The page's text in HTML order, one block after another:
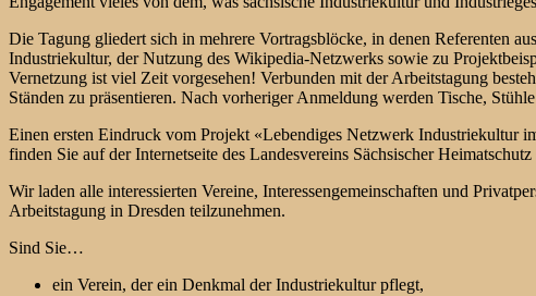
Die Tagung gliedert sich in mehrere Vortragsblöcke, in denen Referenten
Industriekultur, der Nutzung des Wikipedia-Netzwerks sowie zu
Vernetzung ist viel Zeit vorgesehen! Verbunden mit der Arbeitstagung
Ständen zu präsentieren. Nach vorheriger Anmeldung werden Tische,
Einen ersten Eindruck vom Projekt «Lebendiges Netzwerk Industriekultur
finden Sie auf der Internetseite des Landesvereins Sächsischer
Wir laden alle interessierten Vereine, Interessengemeinschaften und
Arbeitstagung in Dresden teilzunehmen.
Sind Sie…
ein Verein, der ein Denkmal der Industriekultur pflegt,